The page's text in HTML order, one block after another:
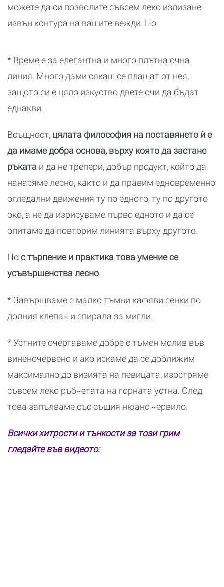
можете да си позволите съвсем леко излизане
извън контура на вашите вежди. Но
* Време е за елегантна и много плътна очна
линия. Много дами сякаш се плашат от нея,
защото си е цяло изкуство двете очи да бъдат
еднакви.
Всъщност, цялата философия на поставянето ѝ е
да имаме добра основа, върху която да застане
ръката и да не трепери, добър продукт, който да
нанасяме лесно, както и да правим едновременно
огледални движения ту по едното, ту по другото
око, а не да изрисуваме първо едното и да се
опитаме да повторим линията върху другото.
Нос търпение и практика това умение се
усъвършенства лесно.
* Завършваме с малко тъмни кафяви сенки по
долния клепач и спирала за мигли.
* Устните очертаваме добре с тъмен молив във
виненочервено и ако искаме да се доближим
максимално до визията на певицата, изостряме
съвсем леко ръбчетата на горната устна. След
това запълваме със същия нюанс червило.
Всички хитрости и тънкости за този грим
гледайте във видеото: